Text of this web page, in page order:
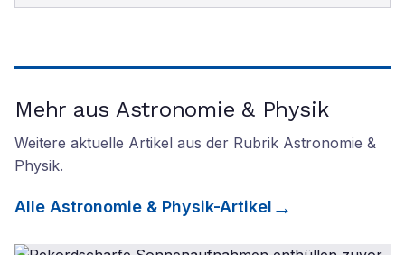
Mehr aus Astronomie & Physik
Weitere aktuelle Artikel aus der Rubrik Astronomie &
Physik.
Alle Astronomie & Physik-Artikel